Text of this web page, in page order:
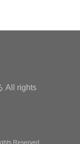
All rights
Reserved.